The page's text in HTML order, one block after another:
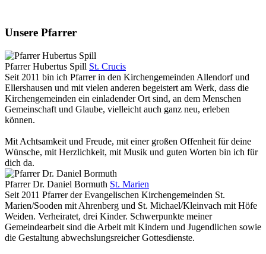
Unsere Pfarrer
Pfarrer Hubertus Spill St. Crucis
Seit 2011 bin ich Pfarrer in den Kirchengemeinden Allendorf und
Ellershausen und mit vielen anderen begeistert am Werk, dass die
Kirchengemeinden ein einladender Ort sind, an dem Menschen
Gemeinschaft und Glaube, vielleicht auch ganz neu, erleben
können.
Mit Achtsamkeit und Freude, mit einer großen Offenheit für deine
Wünsche, mit Herzlichkeit, mit Musik und guten Worten bin ich für
dich da.
Pfarrer Dr. Daniel Bormuth St. Marien
Seit 2011 Pfarrer der Evangelischen Kirchengemeinden St.
Marien/Sooden mit Ahrenberg und St. Michael/Kleinvach mit Höfe
Weiden. Verheiratet, drei Kinder. Schwerpunkte meiner
Gemeindearbeit sind die Arbeit mit Kindern und Jugendlichen sowie
die Gestaltung abwechslungsreicher Gottesdienste.